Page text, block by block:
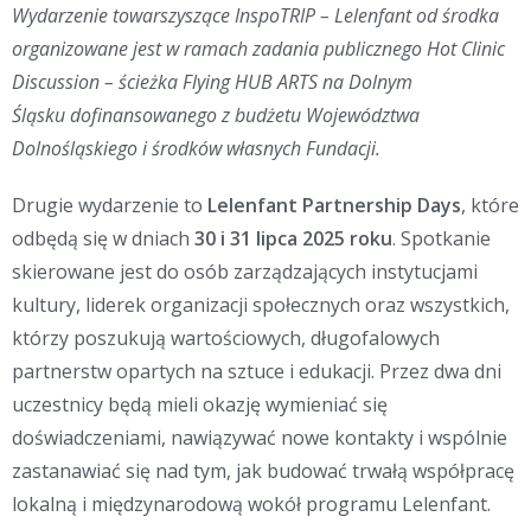
Wydarzenie towarszyszące InspoTRIP – Lelenfant od środka
organizowane jest w ramach zadania publicznego Hot Clinic
Discussion – ścieżka Flying HUB ARTS na Dolnym
Śląsku dofinansowanego z budżetu Województwa
Dolnośląskiego i środków własnych Fundacji.
Drugie wydarzenie to Lelenfant Partnership Days, które
odbędą się w dniach 30 i 31 lipca 2025 roku. Spotkanie
skierowane jest do osób zarządzających instytucjami
kultury, liderek organizacji społecznych oraz wszystkich,
którzy poszukują wartościowych, długofalowych
partnerstw opartych na sztuce i edukacji. Przez dwa dni
uczestnicy będą mieli okazję wymieniać się
doświadczeniami, nawiązywać nowe kontakty i wspólnie
zastanawiać się nad tym, jak budować trwałą współpracę
lokalną i międzynarodową wokół programu Lelenfant.